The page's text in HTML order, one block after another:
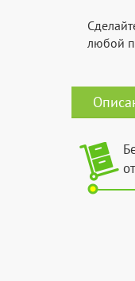
любой
от